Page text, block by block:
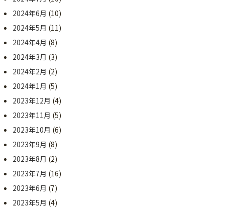
2024年6月 (10)
2024年5月 (11)
2024年4月 (8)
2024年3月 (3)
2024年2月 (2)
2024年1月 (5)
2023年12月 (4)
2023年11月 (5)
2023年10月 (6)
2023年9月 (8)
2023年8月 (2)
2023年7月 (16)
2023年6月 (7)
2023年5月 (4)